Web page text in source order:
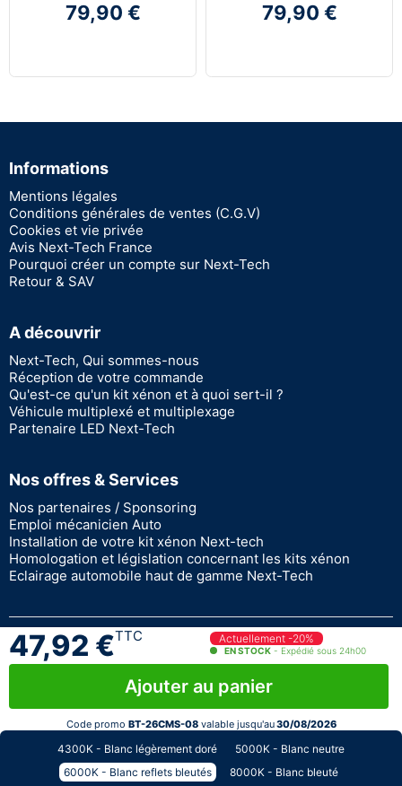
47,92 €TTC Actuellement -20%
EN STOCK - Expédié sous 24h00
Ajouter au panier
Code promo BT-26CMS-08valable jusqu'au30/08/2026
4300K - Blanc légèrement doré
5000K - Blanc neutre
6000K - Blanc reflets bleutés
8000K - Blanc bleuté
79,90 € 79,90 €
Informations
Mentions légales
Conditions générales de ventes (C.G.V)
Cookies et vie privée
Avis Next-Tech France
Pourquoi créer un compte sur Next-Tech
Retour & SAV
A découvrir
Next-Tech, Qui sommes-nous
Réception de votre commande
Qu'est-ce qu'un kit xénon et à quoi sert-il ?
Véhicule multiplexé et multiplexage
Partenaire LED Next-Tech
Nos offres & Services
Nos partenaires / Sponsoring
Emploi mécanicien Auto
Installation de votre kit xénon Next-tech
Homologation et législation concernant les kits xénon
Eclairage automobile haut de gamme Next-Tech
A propos
Garantie à vie
Paiement sécurisé
Devenir revendeur Next-Tech
Stock en temps réel
© 2026 - Next Tech France